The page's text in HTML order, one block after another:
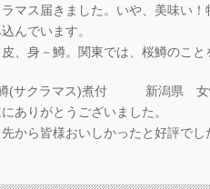
マス届きました。いや、美味い
んでいます。
、身－鱒。関東では、桜鱒のこ
(サクラマス)煮付 新潟県 女
ありがとうございました。
から皆様おいしかったと好評でし